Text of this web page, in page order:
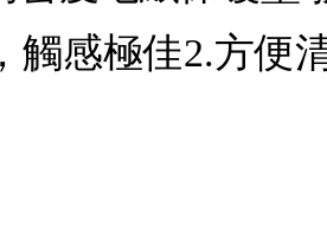
感極佳2.方便